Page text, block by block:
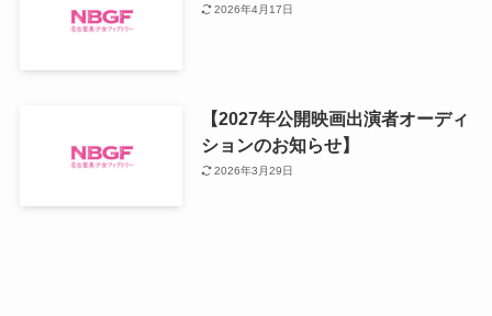
2026年4月17日
【2027年公開映画出演者オーディ
ションのお知らせ】
2026年3月29日